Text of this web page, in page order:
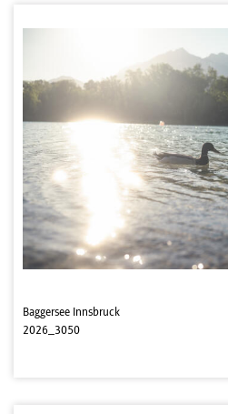
Baggersee Innsbruck
2026_3050